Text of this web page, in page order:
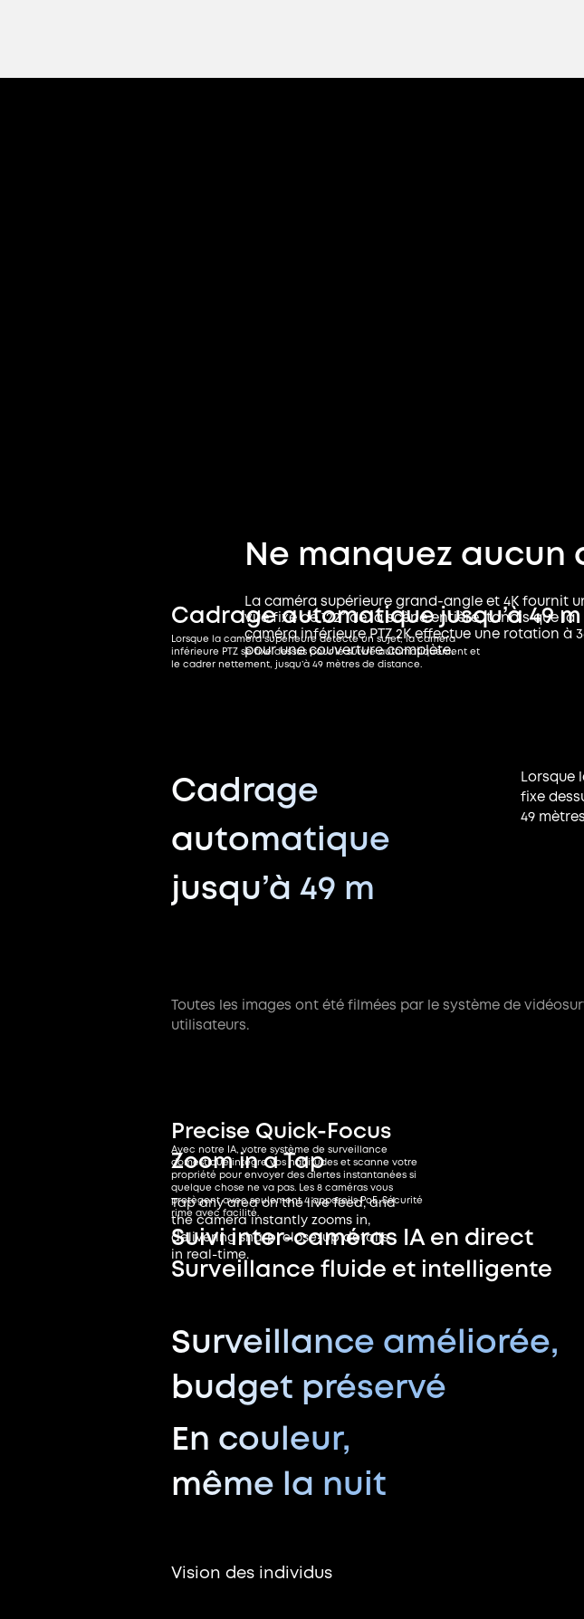
Ne manquez aucun
La caméra supérieure grand-angle et 4K fournit
vue fixe de 122° de la scène entière, tandis que la
caméra inférieure PTZ 2K effectue une rotation à
pour une couverture complète.
Cadrage automatiquejusqu’à 49 m
Lorsque la caméra supérieure détecte un sujet, la caméra
inférieure PTZ se fixe dessus pour le suivre automatiquement et
le cadrer nettement, jusqu’à 49 mètres de distance.
Cadrage
automatique
jusqu’à 49 m
Lorsque
fixe
49
Toutes les images ont été filmées par le système de
utilisateurs.
Suivi inter-caméras IA en direct
Surveillance fluide et intelligente
Toutes les caméras se synchronisent pour suivre les
mouvements en temps réel. Lorsqu’une caméra atteint
Precise Quick-Focus
Zoom in a Tap
Tap any area on the live feed, and
the camera instantly zooms in,
delivering sharp, close-up details
in real-time.
Surveillance améliorée,
budget préservé
Avec notre IA, votre système de surveillance
domestique intègre vos habitudes et scanne votre
propriété pour envoyer des alertes instantanées si
quelque chose ne va pas. Les 8 caméras vous
protègent avec seulement 4 appareils PoE. Sécurité
rime avec facilité.
En couleur,
même la nuit
Vision des individus